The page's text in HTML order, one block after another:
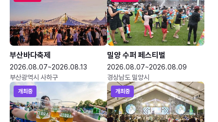
부산바다축제
2026.08.07~2026.08.13
부산광역시 사하구
밀양 수퍼 페스티벌
2026.08.07~2026.08.09
경상남도 밀양시
개최중 개최중